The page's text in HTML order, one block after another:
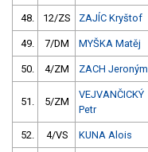
48. 12/ZS ZAJÍC Kryštof
49. 7/DM MYŠKA Matěj
50. 4/ZM ZACH Jeroným
51. 5/ZM
VEJVANČICKÝ
Petr
52. 4/VS KUNA Alois